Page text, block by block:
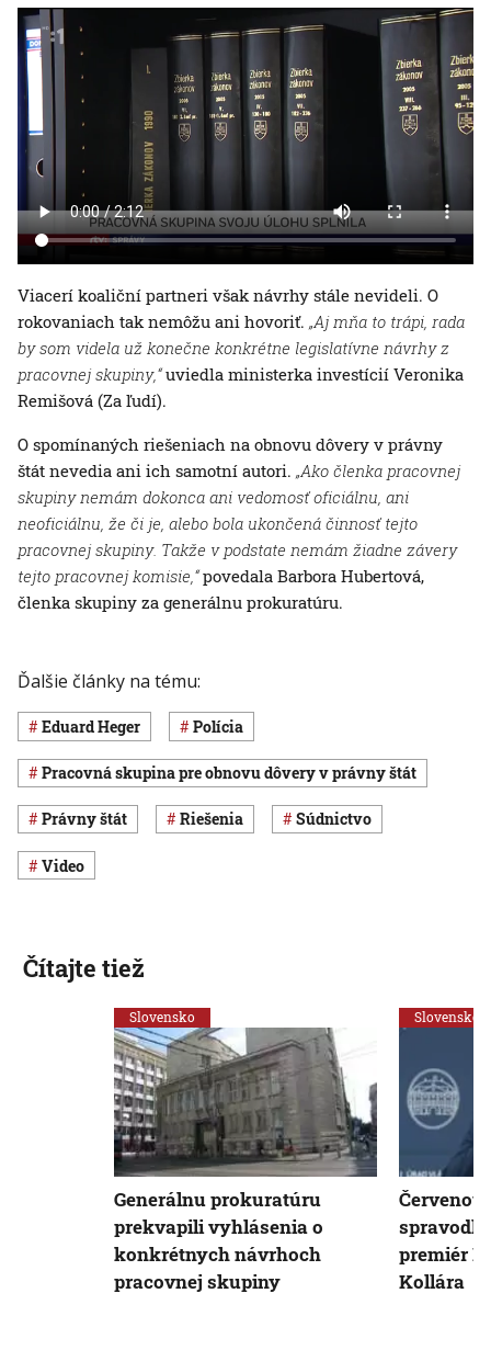
Viacerí koaliční partneri však návrhy stále nevideli. O
rokovaniach tak nemôžu ani hovoriť. „Aj mňa to trápi, rada
by som videla už konečne konkrétne legislatívne návrhy z
pracovnej skupiny,“uviedla ministerka investícií Veronika
Remišová (Za ľudí).
O spomínaných riešeniach na obnovu dôvery v právny
štát nevedia ani ich samotní autori. „Ako členka pracovnej
skupiny nemám dokonca ani vedomosť oficiálnu, ani
neoficiálnu, že či je, alebo bola ukončená činnosť tejto
pracovnej skupiny. Takže v podstate nemám žiadne závery
tejto pracovnej komisie,“povedala Barbora Hubertová,
členka skupiny za generálnu prokuratúru.
Ďalšie články na tému:
Eduard Heger polícia
Pracovná skupina pre obnovu dôvery v právny štát
právny štát riešenia súdnictvo
Video
Čítajte tiež
Slovensko
Generálnu prokuratúru
prekvapili vyhlásenia o
konkrétnych návrhoch
pracovnej skupiny
Slovensko
Červenou
premiér
Kollára